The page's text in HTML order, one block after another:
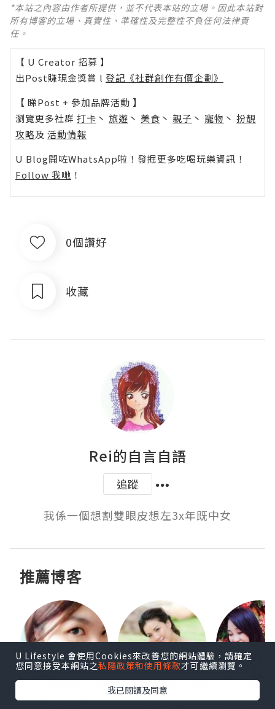
*本站之內容由作者所提供，並不代表本站的立場。因此本站對
所有博客的立場、真實性、準確性及完整性不負任何法律責
任。
【 U Creator 招募 】
出Post賺現金獎賞 l 登記《社群創作有價企劃》
【 睇Post + 參加品牌活動 】
瀏覽更多社群 打卡 丶 旅遊 丶 美食 丶 親子 丶 寵物 丶 扮靚
攻略及 活動情報
U Blog開咗WhatsApp啦！發掘更多吃喝玩樂資訊！
Follow 我哋 ！
0個讚好
收藏
Rei的自言自語
追蹤
我係一個想割雙眼皮想左3x年既中女
推薦博客
♥Eunice♥ Amy Ng
U Lifestyle 會使用Cookies來改善您的網站體驗，請確定
您同意接受本網站之私隱政策和使用條款才可繼續瀏覽。
我已閱讀及同意